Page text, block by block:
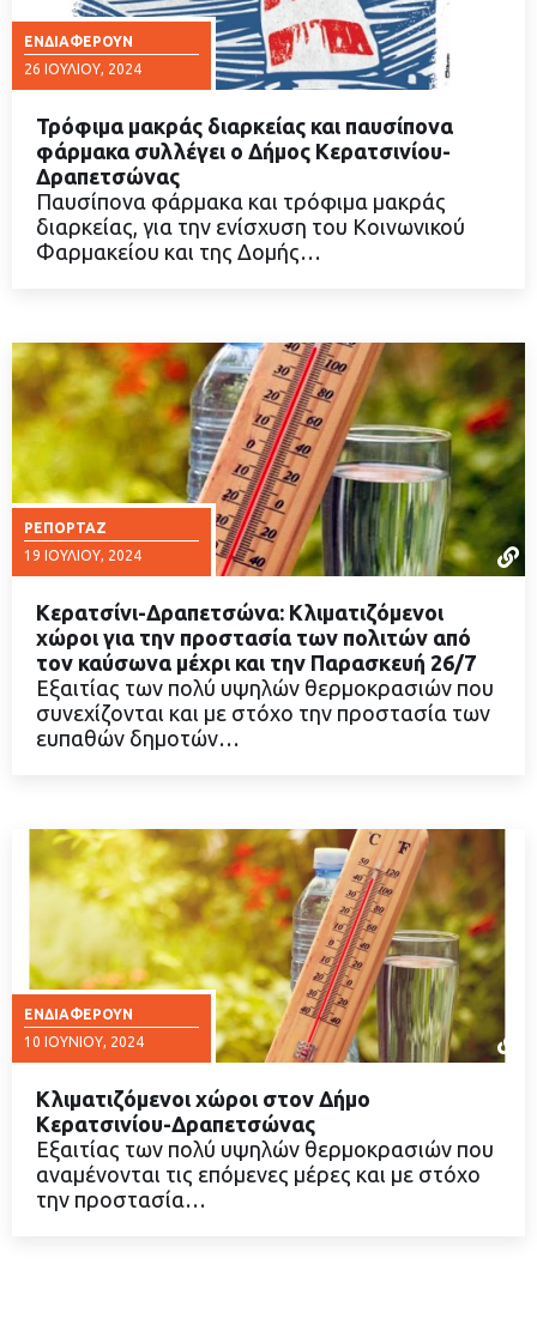
ΕΝΔΙΑΦΈΡΟΥΝ
26 ΙΟΥΛΊΟΥ, 2024
ΔΙΑΒΑΣΤΕ ΠΕΡΙΣΣΟΤΕΡΑ
Τρόφιμα μακράς διαρκείας και παυσίπονα
φάρμακα συλλέγει ο Δήμος Κερατσινίου-
Δραπετσώνας
Παυσίπονα φάρμακα και τρόφιμα μακράς
διαρκείας, για την ενίσχυση του Κοινωνικού
Φαρμακείου και της Δομής…
ΡΕΠΟΡΤΆΖ
19 ΙΟΥΛΊΟΥ, 2024
ΔΙΑΒΑΣΤΕ ΠΕΡΙΣΣΟΤΕΡΑ
Κερατσίνι-Δραπετσώνα: Κλιματιζόμενοι
χώροι για την προστασία των πολιτών από
τον καύσωνα μέχρι και την Παρασκευή 26/7
Εξαιτίας των πολύ υψηλών θερμοκρασιών που
συνεχίζονται και με στόχο την προστασία των
ευπαθών δημοτών…
ΕΝΔΙΑΦΈΡΟΥΝ
10 ΙΟΥΝΊΟΥ, 2024
ΔΙΑΒΑΣΤΕ ΠΕΡΙΣΣΟΤΕΡΑ
Κλιματιζόμενοι χώροι στον Δήμο
Κερατσινίου-Δραπετσώνας
Εξαιτίας των πολύ υψηλών θερμοκρασιών που
αναμένονται τις επόμενες μέρες και με στόχο
την προστασία…